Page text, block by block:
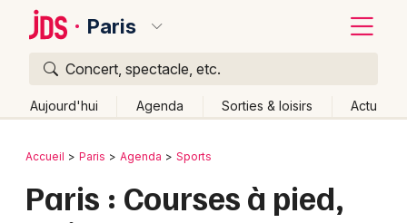
Paris
Concert, spectacle, etc.
Aujourd'hui Agenda Sorties & loisirs Actu
Publier un événement
Bordeaux
Retour
Accueil Paris Agenda Sports
Paris : Courses à pied,
Quoi ?
Où ?
Près de moi
Changer de lieu